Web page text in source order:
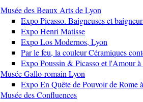
Musée des Beaux Arts de Lyon
Expo Picasso. Baigneuses et
Expo Henri Matisse
Expo Los Modernos, Lyon
Par le feu, la couleur Céramiques
Expo Poussin & Picasso et l'Amour
Musée Gallo-romain Lyon
Expo En Quête de Pouvoir de Rome
Musée des Confluences